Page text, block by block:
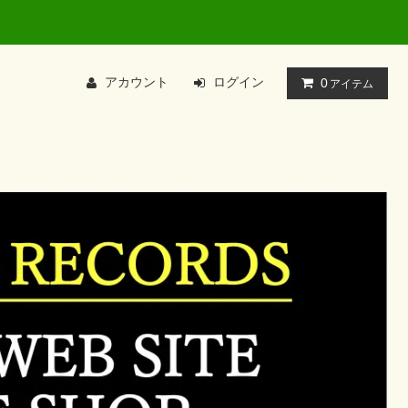
アカウント ログイン 0 アイテム